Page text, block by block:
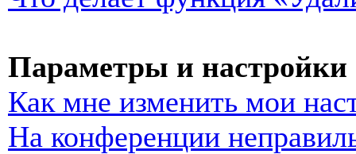
Параметры и настройки
Как мне изменить мои
На конференции